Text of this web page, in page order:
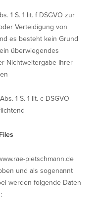
1 S. 1 lit. f DSGVO zur
Verteidigung von
es besteht kein Grund
überwiegendes
Nichtweitergabe Ihrer
1 S. 1 lit. c DSGVO
pietschmann.de
und als sogenannt
werden folgende Daten